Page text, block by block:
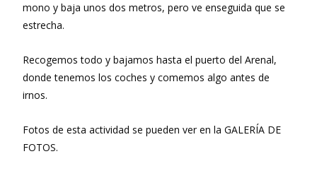
mono y baja unos dos metros, pero ve enseguida que se
estrecha.
Recogemos todo y bajamos hasta el puerto del Arenal,
donde tenemos los coches y comemos algo antes de
irnos.
Fotos de esta actividad se pueden ver en la GALERÍA DE
FOTOS.